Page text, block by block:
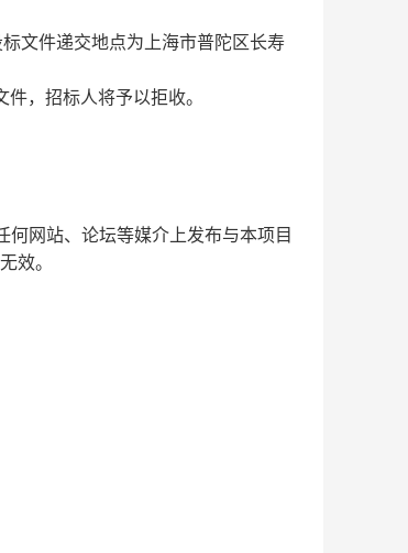
文件递交地点为上海市普陀区长寿
，招标人将予以拒收。
何网站、论坛等媒介上发布与本项目
效。